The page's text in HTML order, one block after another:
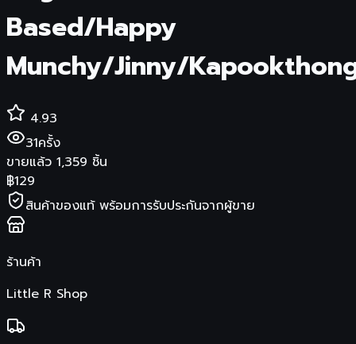
Based/Happy
Munchy/Jinny/
4.93
31ครั้ง
ขายแล้ว 1,359 ชิ้น
฿129
สินค้าของแท้ พร้อมการรับประกันจากผู้ขาย
ร้านค้า
Little R Shop